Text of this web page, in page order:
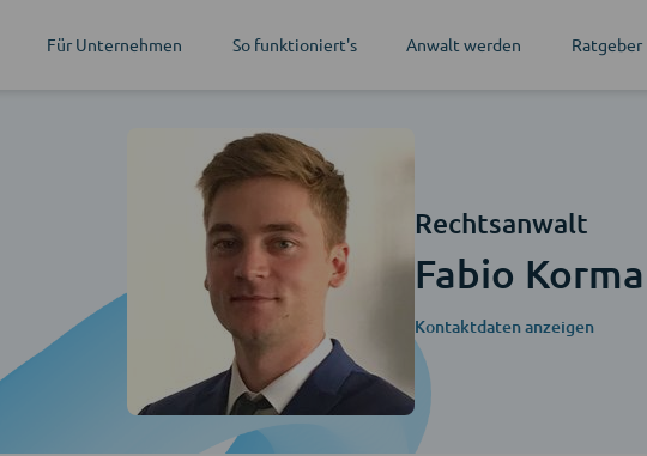
Für Unternehmen So funktioniert's Anwalt werden Ratgeber
Rechtsanwalt
Fabio
Kontaktdaten anzeigen